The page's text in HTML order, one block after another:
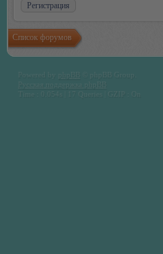
Регистрация
Список форумов
Time : 0.054s | 17 Queries | GZIP : On